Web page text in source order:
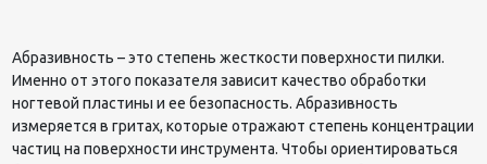
Абразивность – это степень жесткости поверхности пилки.
Именно от этого показателя зависит качество обработки
ногтевой пластины и ее безопасность. Абразивность
измеряется в гритах, которые отражают степень концентрации
частиц на поверхности инструмента. Чтобы ориентироваться